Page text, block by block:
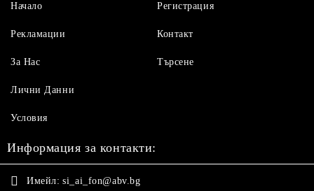
Начало
Рекламации
За Нас
Регистрация
Контакт
Търсене
Лични Данни
Условия
Информация за контакти:
Имейл: si_ai_fon@abv.bg